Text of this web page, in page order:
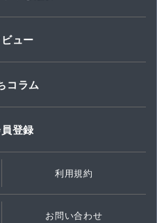
ュー
コラム
登録
利用規約
お問い合わせ